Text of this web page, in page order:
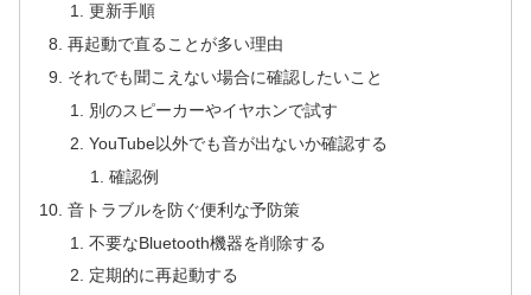
更新手順
再起動で直ることが多い理由
それでも聞こえない場合に確認したいこと
別のスピーカーやイヤホンで試す
YouTube以外でも音が出ないか確認する
確認例
音トラブルを防ぐ便利な予防策
不要なBluetooth機器を削除する
定期的に再起動する